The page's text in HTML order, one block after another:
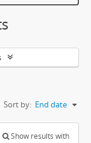
Sort by: End date
Show results with